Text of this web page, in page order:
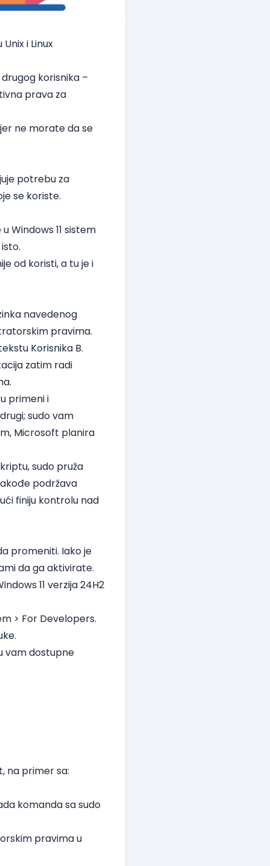
i Linux
korisnika –
prava za
ne morate da se
potrebu za
se koriste.
Windows 11 sistem
od koristi, a tu je i
navedenog
pravima.
Korisnika B.
zatim radi
primeni i
sudo vam
Microsoft planira
sudo pruža
podržava
finiju kontrolu nad
promeniti. Iako je
da ga aktivirate.
11 verzija 24H2
> For Developers.
vam dostupne
na primer sa:
komanda sa sudo
pravima u